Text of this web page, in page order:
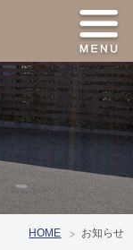
HOME お知らせ